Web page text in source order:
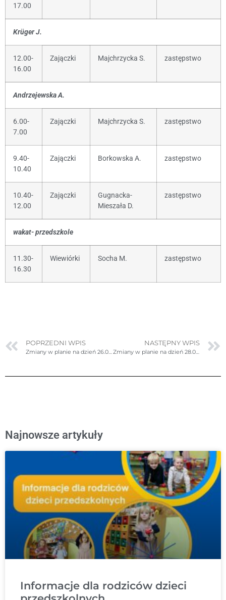
17.00
Krüger J.
12.00-
16.00
Zajączki Majchrzycka S. zastępstwo
Andrzejewska A.
6.00-
7.00
Zajączki Majchrzycka S. zastępstwo
9.40-
10.40
Zajączki Borkowska A. zastępstwo
10.40-
12.00
Zajączki
Gugnacka-
Mieszała D.
zastępstwo
wakat- przedszkole
11.30-
16.30
Wiewiórki Socha M. zastępstwo
POPRZEDNI WPIS NASTĘPNY WPIS
Zmiany w planie na dzień 28.01.2026r. (środa)
Najnowsze artykuły
Informacje dla rodziców dzieci